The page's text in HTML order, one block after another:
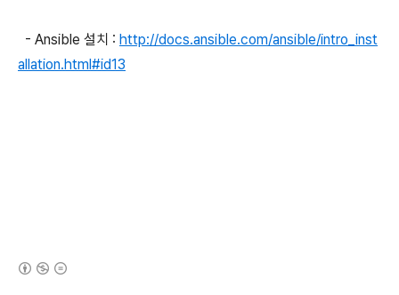
- Ansible 설치 : http://docs.ansible.com/ansible/intro_inst
allation.html#id13